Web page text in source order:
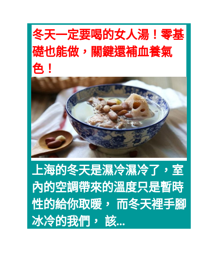
冬天一定要喝的女人湯！零基
礎也能做，關鍵還補血養氣
色！
上海的冬天是濕冷濕冷了，室
內的空調帶來的溫度只是暫時
性的給你取暖， 而冬天裡手腳
冰冷的我們， 該...